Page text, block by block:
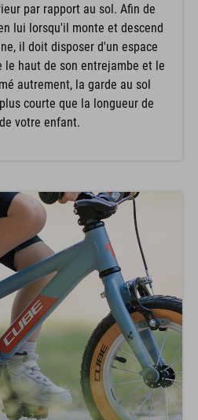
par rapport au sol. Afin de
lui lorsqu'il monte et descend
il doit disposer d'un espace
le haut de son entrejambe et le
autrement, la garde au sol
courte que la longueur de
votre enfant.